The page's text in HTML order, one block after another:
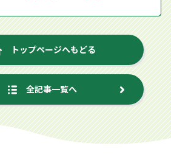
トップページへもどる
全記事一覧へ